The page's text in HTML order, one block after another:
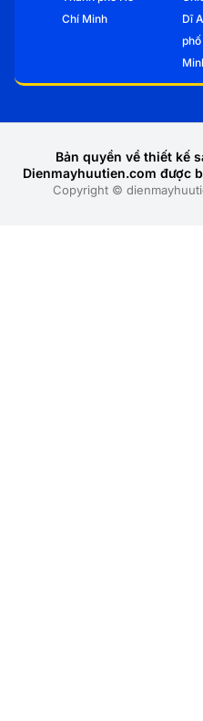
Chí Minh
Dĩ
Copyright ©
Bản quyền về thiết kế
Dienmayhuutien.com được